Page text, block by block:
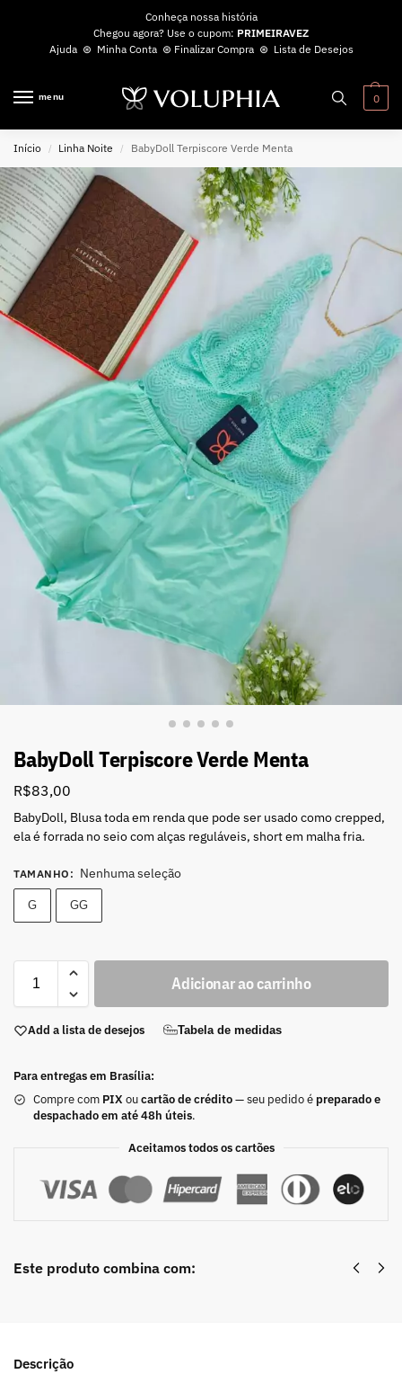
Conheça nossa história
Chegou agora? Use o cupom: PRIMEIRAVEZ
Ajuda⊛ Minha Conta⊛ Finalizar Compra⊛ Lista de Desejos
menu 0
Início / Linha Noite / BabyDoll Terpiscore Verde Menta
BabyDoll Terpiscore Verde Menta
R$83,00
BabyDoll, Blusa toda em renda que pode ser usado como crepped,
ela é forrada no seio com alças reguláveis, short em malha fria.
TAMANHO : Nenhuma seleção
G GG
Adicionar ao carrinho
Add a lista de desejos Tabela de medidas
Para entregas em Brasília:
Compre com PIX oucartão de crédito— seu pedido é preparado e
despachado em até 48h úteis.
Aceitamos todos os cartões
Este produto combina com:
Descrição